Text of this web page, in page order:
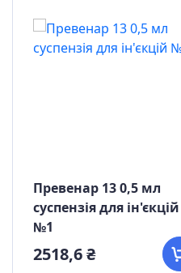
Превенар 13 0,5 мл
суспензія для ін'єкцій
№1
2518,6 ₴